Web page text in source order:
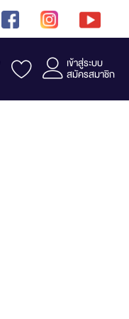
รถเข็น เข้าสู่ระบบ
สมัครสมาชิก